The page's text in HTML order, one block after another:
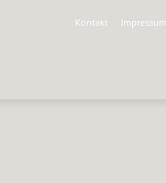
Kontakt
Impressum